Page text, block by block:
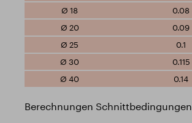
0.08
0.09
0.1
0.115
0.14
Berechnungen Schnittbedingungen